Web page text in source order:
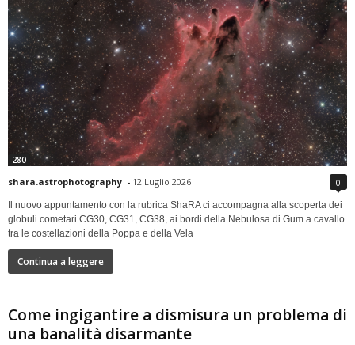
280
shara.astrophotography - 12 Luglio 2026 0
Il nuovo appuntamento con la rubrica ShaRA ci accompagna alla scoperta dei
globuli cometari CG30, CG31, CG38, ai bordi della Nebulosa di Gum a cavallo
tra le costellazioni della Poppa e della Vela
Continua a leggere
Come ingigantire a dismisura un problema di
una banalità disarmante